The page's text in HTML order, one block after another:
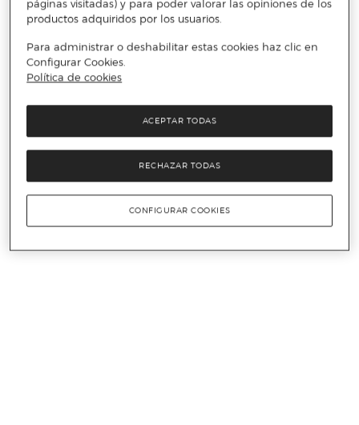
páginas visitadas) y para poder valorar las opiniones de los
productos adquiridos por los usuarios.
Para administrar o deshabilitar estas cookies haz clic en
Configurar Cookies.
Política de cookies
RECHAZAR TODAS
ACEPTAR TODAS
CONFIGURAR COOKIES